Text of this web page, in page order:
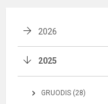
2026
2025
GRUODIS (28)